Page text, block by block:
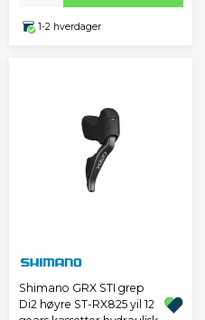
1-2 hverdager
Shimano GRX STI grep
Di2 høyre ST-RX825 yil 12